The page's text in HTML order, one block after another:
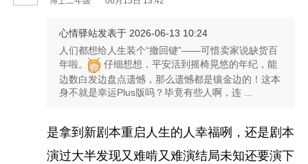
心情驿站发表于 2026-06-13 10:24
人们都想给人生装个“撤回键”——可惜卖家说缺货百
年啦。
仔细想想，平安活到摇椅晃悠的年纪，能
边数白发边盘点遗憾，那么遗憾都是镶金边的！这本
身不就是幸运Plus版吗？毕竟有些人啊，连 ...
是拿到新剧本重启人生的人幸福咧，还是剧本
演过大半发现又难啃又难演结局未知还要演下